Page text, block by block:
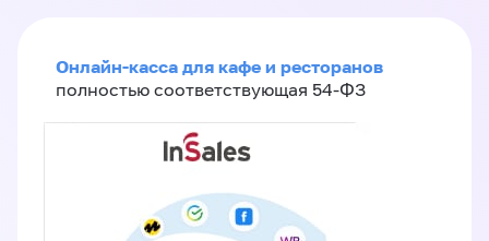
Онлайн-касса для кафе и ресторанов
полностью соответствующая 54-ФЗ